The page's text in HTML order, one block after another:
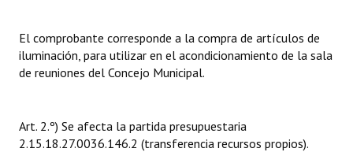
Ciudadano Ilustre - Registro
Banca del Vecino - Registro
Antiguos Pobladores - Registro
El comprobante corresponde a la compra de artículos de
iluminación, para utilizar en el acondicionamiento de la sala
de reuniones del Concejo Municipal.
Art. 2.º) Se afecta la partida presupuestaria
2.15.18.27.0036.146.2 (transferencia recursos propios).